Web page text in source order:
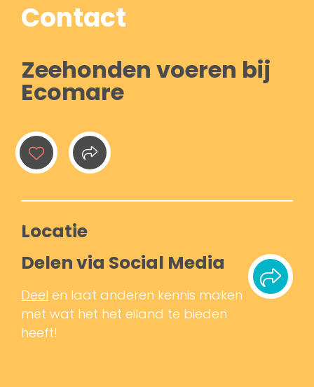
Contact
Zeehonden voeren bij
Ecomare
Locatie
Delen via Social Media
Deel en laat anderen kennis maken
met wat het het eiland te bieden
heeft!